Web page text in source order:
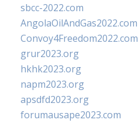
sbcc-2022.com
AngolaOilAndGas2022.com
Convoy4Freedom2022.com
grur2023.org
hkhk2023.org
napm2023.org
apsdfd2023.org
forumausape2023.com